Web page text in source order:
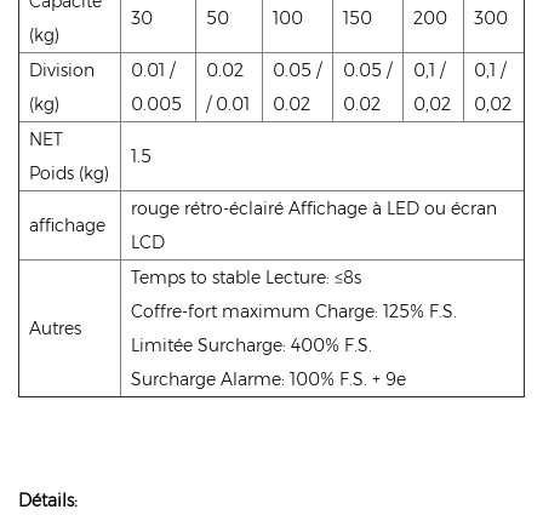
(kg)
30 50 100 150 200 300
Division
(kg)
0.01 /
0.005
0.02
/ 0.01
0.05 /
0.02
0.05 /
0.02
0,1 /
0,02
0,1 /
0,02
NET
Poids (kg)
1.5
affichage
rouge rétro-éclairé Affichage à LED ou écran
LCD
Autres
Temps to stable Lecture: ≤8s
Coffre-fort maximum Charge: 125% F.S.
Limitée Surcharge: 400% F.S.
Surcharge Alarme: 100% F.S. + 9e
Détails: